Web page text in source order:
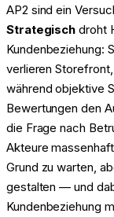
AP2 sind ein
Strategisch droht
Kundenbeziehung:
verlieren
während objektive
Bewertungen den
die Frage nach
Akteure
Grund zu warten,
gestalten — und
Kundenbeziehung